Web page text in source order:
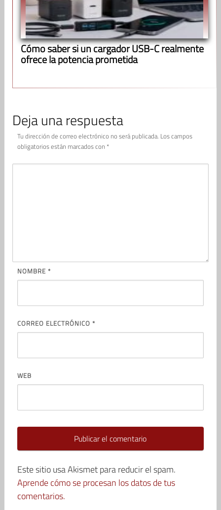
Cómo saber si un cargador USB-C realmente
ofrece la potencia prometida
Deja una respuesta
Tu dirección de correo electrónico no será publicada. Los campos
obligatorios están marcados con *
NOMBRE *
CORREO ELECTRÓNICO *
WEB
Este sitio usa Akismet para reducir el spam.
Aprende cómo se procesan los datos de tus
comentarios.